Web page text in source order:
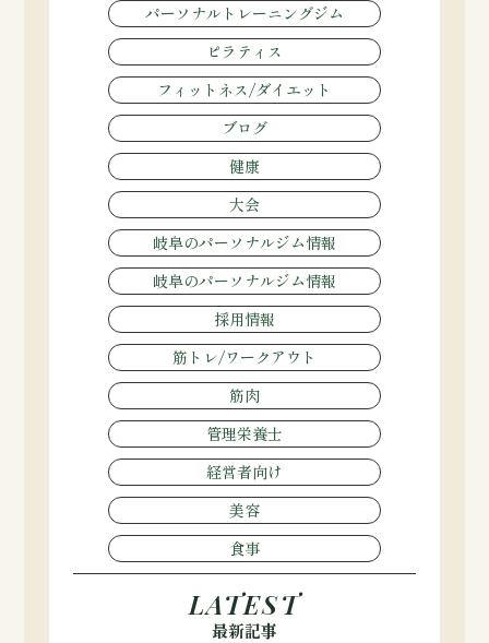
パーソナルトレーニングジム
ピラティス
フィットネス/ダイエット
ブログ
健康
大会
岐阜のパーソナルジム情報
岐阜のパーソナルジム情報
採用情報
筋トレ/ワークアウト
筋肉
管理栄養士
経営者向け
美容
食事
LATEST
最新記事